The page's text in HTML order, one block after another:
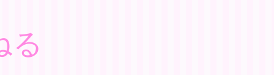
る